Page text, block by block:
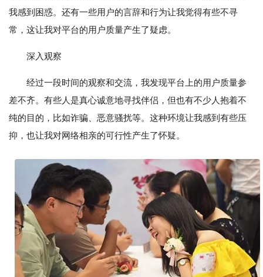
我感到困惑。还有一些用户的言辞和行为让我觉得有些不寻
常，这让我对平台的用户质量产生了疑虑。
深入观察
经过一段时间的观察和交流，我发现平台上的用户质量参
差不齐。有些人是真心诚意地寻找伴侣，但也有不少人抱着不
纯的目的，比如诈骗、恶意骚扰等。这种环境让我感到有些压
抑，也让我对网络相亲的可行性产生了怀疑。